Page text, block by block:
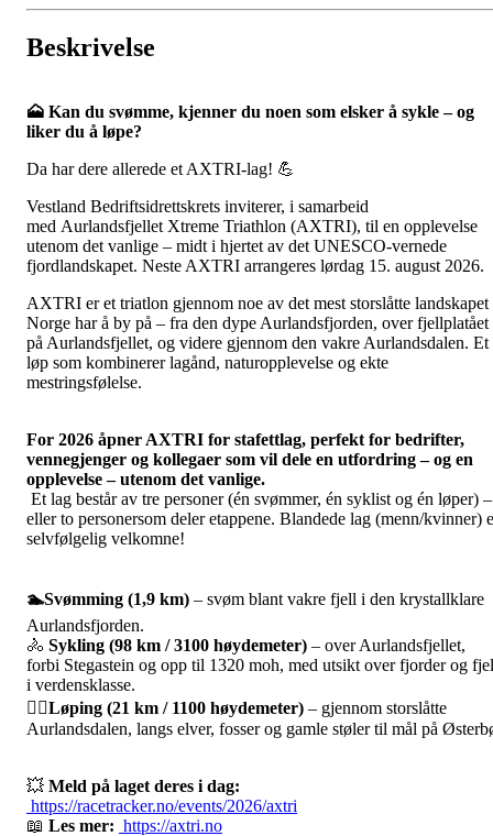
Beskrivelse
🗻 Kan du svømme, kjenner du noen som elsker å sykle – og
liker du å løpe?
Da har dere allerede et AXTRI-lag! 💪
Vestland Bedriftsidrettskrets inviterer, i samarbeid
med Aurlandsfjellet Xtreme Triathlon (AXTRI), til en opplevelse
utenom det vanlige – midt i hjertet av det UNESCO-vernede
fjordlandskapet. Neste AXTRI arrangeres lørdag 15. august 2026.
AXTRI er et triatlon gjennom noe av det mest storslåtte landskapet
Norge har å by på – fra den dype Aurlandsfjorden, over fjellplatået
på Aurlandsfjellet, og videre gjennom den vakre Aurlandsdalen. Et
løp som kombinerer lagånd, naturopplevelse og ekte
mestringsfølelse.
For 2026 åpner AXTRI for stafettlag, perfekt for bedrifter,
vennegjenger og kollegaer som vil dele en utfordring – og en
opplevelse – utenom det vanlige.
Et lag består av tre personer (én svømmer, én syklist og én løper) –
eller to personersom deler etappene. Blandede lag (menn/kvinner)
selvfølgelig velkomne!
🏊Svømming (1,9 km) – svøm blant vakre fjell i den krystallklare
Aurlandsfjorden.
🚴 Sykling (98 km / 3100 høydemeter) – over Aurlandsfjellet,
forbi Stegastein og opp til 1320 moh, med utsikt over fjorder og
i verdensklasse.
🏃‍♂️Løping (21 km / 1100 høydemeter) – gjennom storslåtte
Aurlandsdalen, langs elver, fosser og gamle støler til mål på
💥 Meld på laget deres i dag:
https://racetracker.no/events/2026/axtri
📖 Les mer: https://axtri.no